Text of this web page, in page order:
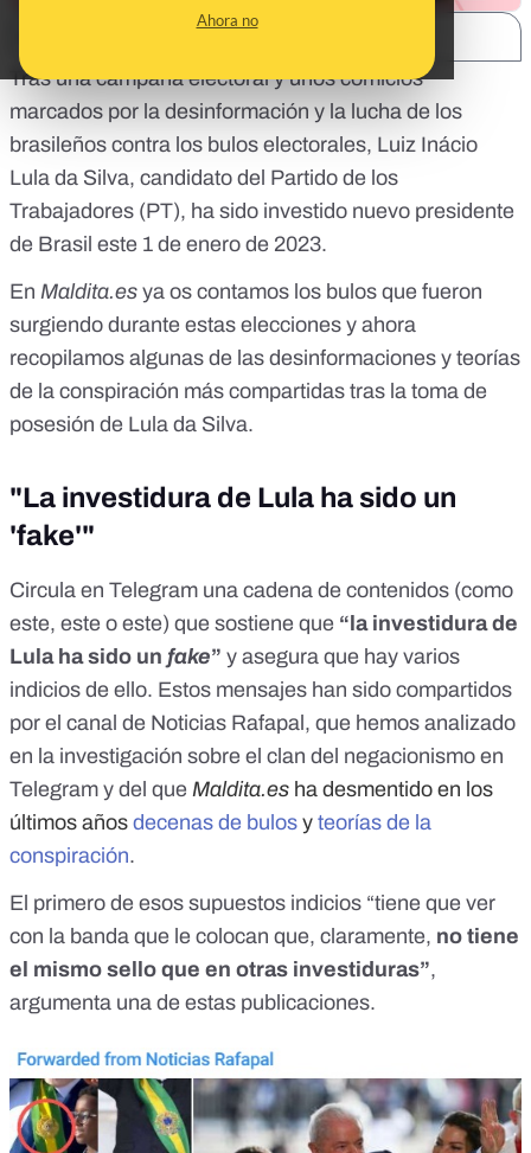
Ahora no
Tras una campaña electoral y unos comicios
marcados por la desinformación y la lucha de los
brasileños contra los bulos electorales, Luiz Inácio
Lula da Silva, candidato del Partido de los
Trabajadores (PT), ha sido investido nuevo presidente
de Brasil este 1 de enero de 2023.
En Maldita.es ya os contamos los bulos que fueron
surgiendo durante estas elecciones y ahora
recopilamos algunas de las desinformaciones y teorías
de la conspiración más compartidas tras la toma de
posesión de Lula da Silva.
"La investidura de Lula ha sido un
'fake'"
Circula en Telegram una cadena de contenidos (como
este, este o este) que sostiene que “la investidura de
Lula ha sido un fake” y asegura que hay varios
indicios de ello. Estos mensajes han sido compartidos
por el canal de Noticias Rafapal, que hemos analizado
en la investigación sobre el clan del negacionismo en
Telegram y del que Maldita.es ha desmentido en los
últimos años decenas de bulos y teorías de la
conspiración.
El primero de esos supuestos indicios “tiene que ver
con la banda que le colocan que, claramente, no tiene
el mismo sello que en otras investiduras”,
argumenta una de estas publicaciones.